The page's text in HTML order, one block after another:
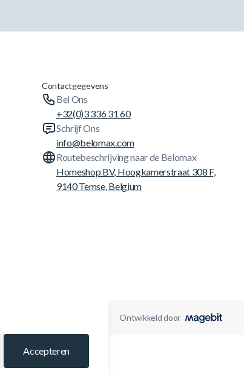
Accepteren
Contactgegevens
Bel Ons
+32(0)3 336 31 60
Schrijf Ons
info@belomax.com
Routebeschrijving naar de Belomax
Homeshop BV, Hoogkamerstraat 308 F,
9140 Temse, Belgium
Ontwikkeld door